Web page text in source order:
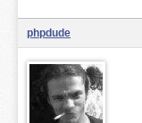
phpdude